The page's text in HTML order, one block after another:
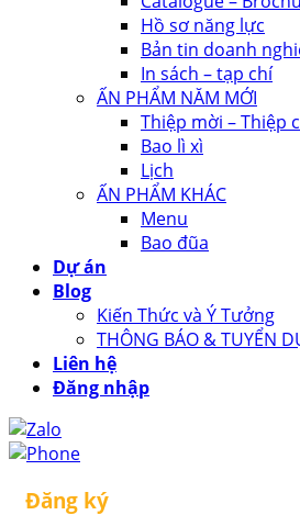
Hồ sơ năng lực
Bản tin doanh
In sách – tạp chí
ẤN PHẨM NĂM MỚI
Thiệp mời – Thiệp
Bao lì xì
Lịch
ẤN PHẨM KHÁC
Menu
Bao đũa
Dự án
Blog
Kiến Thức và Ý Tưởng
THÔNG BÁO & TUYỂN
Liên hệ
Đăng nhập
Đăng ký